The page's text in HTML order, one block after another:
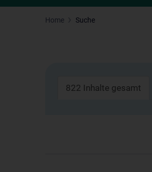
Home Suche
822 Inhalte gesamt